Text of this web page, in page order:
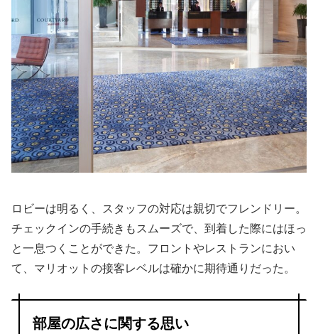
ロビーは明るく、スタッフの対応は親切でフレンドリー。
チェックインの手続きもスムーズで、到着した際にはほっ
と一息つくことができた。フロントやレストランにおい
て、マリオットの接客レベルは確かに期待通りだった。
部屋の広さに関する思い